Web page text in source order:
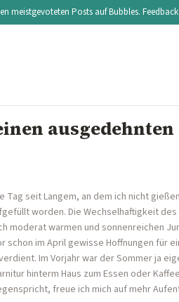
meistgevoteten Posts auf Bubbles.
ausgedehnten
seit Langem, an dem ich nicht
worden. Die Wechselhaftigkeit
moderat warmen und sonnenreichen
im April gewisse Hoffnungen für
Im Vorjahr war der Sommer ja
hinterm Haus zum Essen oder
freue ich mich auf mehr